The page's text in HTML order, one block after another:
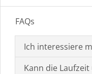
FAQs
Ich interessiere
Kann die